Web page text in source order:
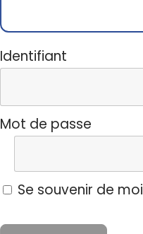
Identifiant
Mot de passe
Se souvenir de moi